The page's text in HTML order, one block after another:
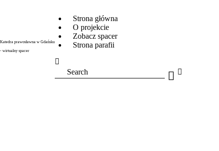
Katedra prawosławna w Gdańsku
- wirtualny spacer
Strona główna
O projekcie
Zobacz spacer
Strona parafii
Search